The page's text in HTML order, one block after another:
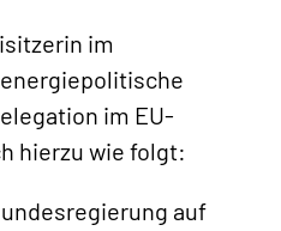
im
im EU-
hierzu wie folgt:
auf